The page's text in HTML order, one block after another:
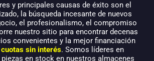
y principales causas de éxito son el
la búsqueda incesante de nuevos
el profesionalismo, el compromiso
nuestro sitio para encontrar decenas
convenientes y la mejor financiación
sin interés. Somos líderes en
en stock en nuestros almacenes